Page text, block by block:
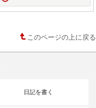
このページの上に戻る
日記を書く